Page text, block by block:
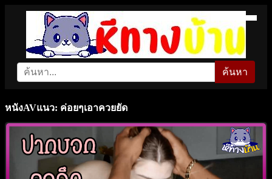
ค้นหา
หนังAVแนว: ค่อยๆเอาควยยัด